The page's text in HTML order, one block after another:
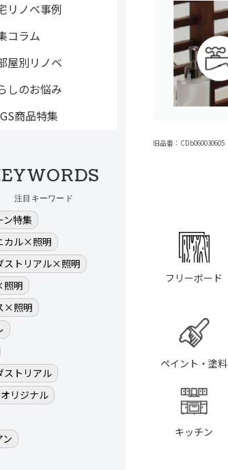
旧品番：CDb060030605
フリーボード
ペイント・塗料
キッチン
リノベ事例
コラム
屋別リノベ
しのお悩み
商品特集
注目キーワード
ン特集
カル×照明
ストリアル×照明
明
×照明
ストリアル
リジナル
ン